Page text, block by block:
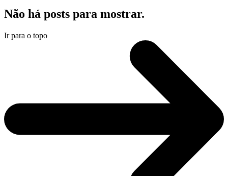
Não há posts para mostrar.
Ir para o topo